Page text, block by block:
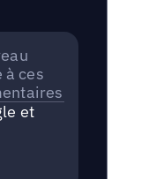
à ces
et